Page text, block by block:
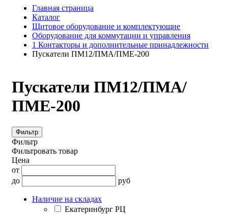
Главная страница
Каталог
Щитовое оборудование и комплектующие
Оборудование для коммутации и управления
1 Контакторы и дополнительные принадлежности
Пускатели ПМ12/ПМА/ПМЕ-200
Пускатели ПМ12/ПМА/
ПМЕ-200
Фильтр
Фильтр
Фильтровать товар
Цена
от
до
руб
Наличие на складах
Екатеринбург РЦ